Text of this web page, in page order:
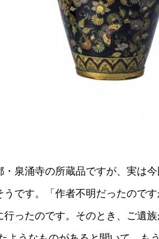
泉涌寺の所蔵品ですが、実は
です。「作者不明だったので
ったのです。そのとき、ご遺